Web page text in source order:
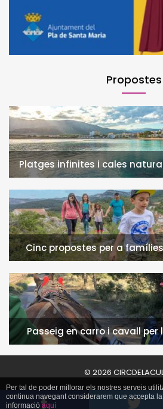
Propostes
Platges infinites i cales
l'Infant i la Vall
Cinc propostes per a
l'Infant i la Vall
Passeig en carro i cavall per
© 2026
Per tal de poder millorar els nostres serveis
continua navegant considerarem que accepta
informacióaquí